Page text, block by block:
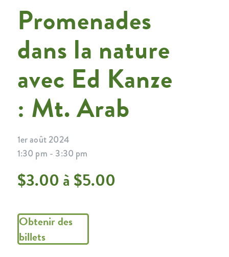
Promenades
dans la nature
avec Ed Kanze
: Mt. Arab
1er août 2024
1:30 pm - 3:30 pm
$3.00 à $5.00
Obtenir des
billets